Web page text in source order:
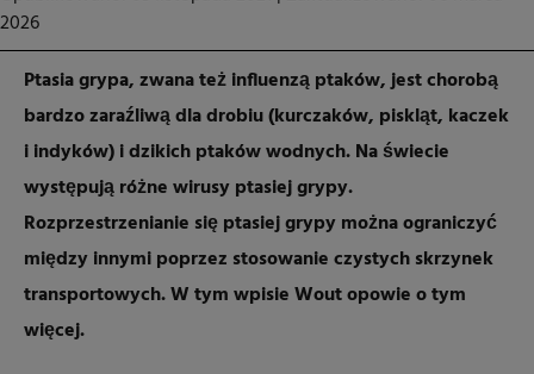
2026
Ptasia grypa, zwana też influenzą ptaków, jest chorobą
bardzo zaraźliwą dla drobiu (kurczaków, piskląt, kaczek
i indyków) i dzikich ptaków wodnych. Na świecie
występują różne wirusy ptasiej grypy.
Rozprzestrzenianie się ptasiej grypy można ograniczyć
między innymi poprzez stosowanie czystych skrzynek
transportowych. W tym wpisie Wout opowie o tym
więcej.